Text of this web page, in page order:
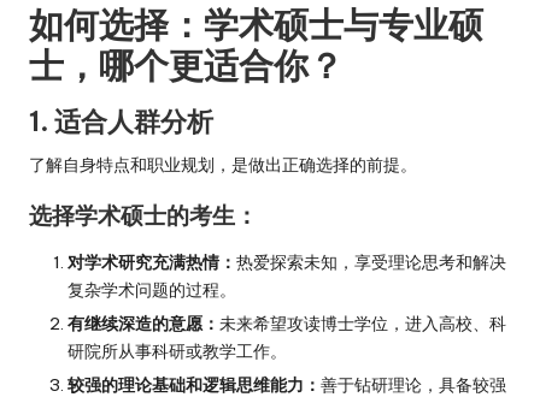
如何选择：学术硕士与专业硕
士，哪个更适合你？
1. 适合人群分析
了解自身特点和职业规划，是做出正确选择的前提。
选择学术硕士的考生：
对学术研究充满热情： 热爱探索未知，享受理论思考和解决
复杂学术问题的过程。
有继续深造的意愿： 未来希望攻读博士学位，进入高校、科
研院所从事科研或教学工作。
较强的理论基础和逻辑思维能力： 善于钻研理论，具备较强